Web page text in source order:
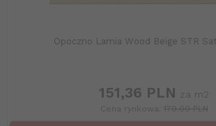
Opoczno Lamia Wood Beige STR
151,36 PLN za m2
Cena rynkowa: 179.00 PLN